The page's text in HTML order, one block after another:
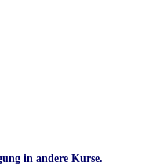
in andere Kurse.